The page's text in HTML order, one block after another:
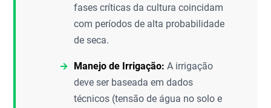
fases críticas da cultura coincidam
com períodos de alta probabilidade
de seca.
Manejo de Irrigação: A irrigação
deve ser baseada em dados
técnicos (tensão de água no solo e